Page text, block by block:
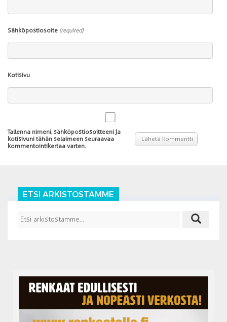
Sähköpostiosoite (required)
Kotisivu
Tallenna nimeni, sähköpostiosoitteeni ja
kotisivuni tähän selaimeen seuraavaa
kommentointikertaa varten.
ETSI ARKISTOSTAMME